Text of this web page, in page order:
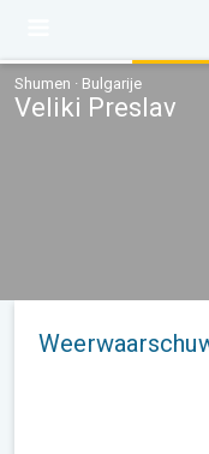
Shumen · Bulgarije
Veliki Preslav